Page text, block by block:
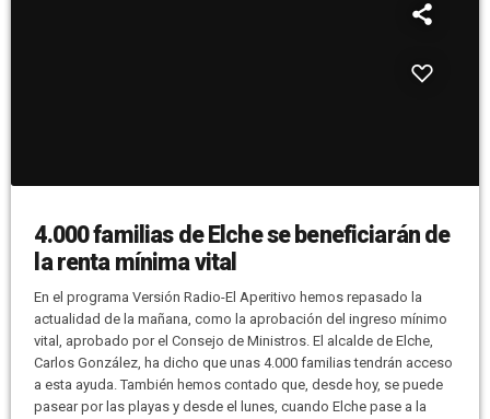
4.000 familias de Elche se beneficiarán de
la renta mínima vital
En el programa Versión Radio-El Aperitivo hemos repasado la
actualidad de la mañana, como la aprobación del ingreso mínimo
vital, aprobado por el Consejo de Ministros. El alcalde de Elche,
Carlos González, ha dicho que unas 4.000 familias tendrán acceso
a esta ayuda. También hemos contado que, desde hoy, se puede
pasear por las playas y desde el lunes, cuando Elche pase a la